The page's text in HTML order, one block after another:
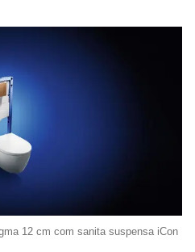
12 cm com sanita suspensa iCon